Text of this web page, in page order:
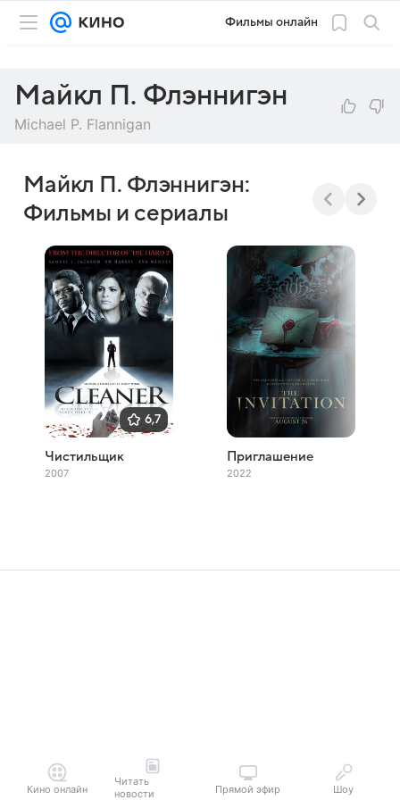
Фильмы онлайн
Майкл П. Флэннигэн
Michael P. Flannigan
Майкл П. Флэннигэн:
Фильмы и сериалы
6,7
Чистильщик
2007
Приглашение
2022
Кино онлайн
Читать
новости
Прямой эфир Шоу